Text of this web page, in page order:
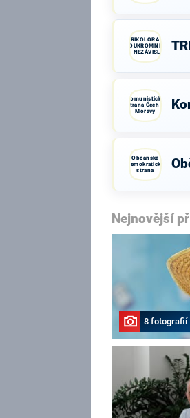
TRIKOLORA -
SOUKROMNÍCI
- NEZÁVISLÍ
Komunistická
strana Čech a
Moravy
Občanská
demokratická
strana
Nejnovější
8 fotografií